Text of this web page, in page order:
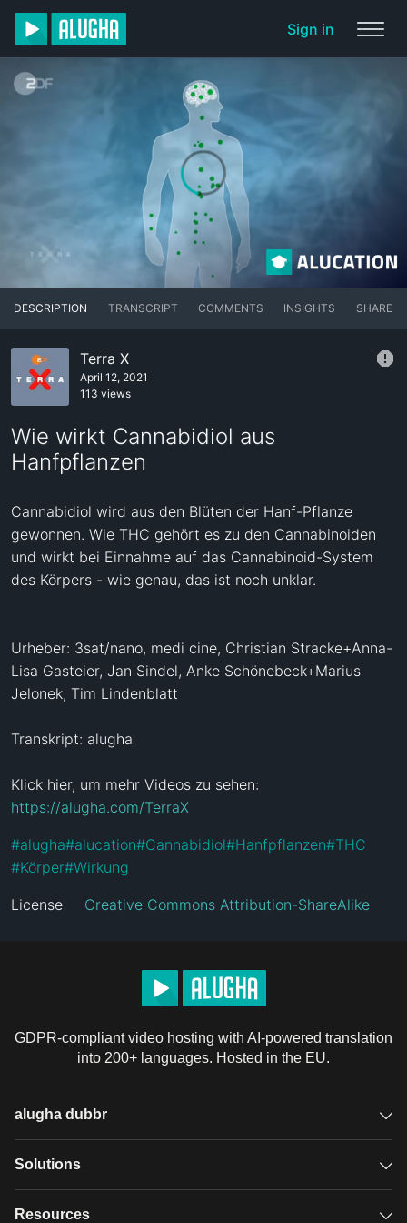
Sign in
DESCRIPTION TRANSCRIPT COMMENTS INSIGHTS SHARE
Terra X
April 12, 2021
113 views
Wie wirkt Cannabidiol aus
Hanfpflanzen
Cannabidiol wird aus den Blüten der Hanf-Pflanze
gewonnen. Wie THC gehört es zu den Cannabinoiden
und wirkt bei Einnahme auf das Cannabinoid-System
des Körpers - wie genau, das ist noch unklar.
Urheber: 3sat/nano, medi cine, Christian Stracke+Anna-
Lisa Gasteier, Jan Sindel, Anke Schönebeck+Marius
Jelonek, Tim Lindenblatt
Transkript: alugha
https://alugha.com/TerraX
#alugha#alucation#Cannabidiol#Hanfpflanzen#THC
#Körper#Wirkung
License Creative Commons Attribution-ShareAlike
GDPR-compliant video hosting with AI-powered translation
into 200+ languages. Hosted in the EU.
alugha dubbr
Overview
Solutions
GDPR video hosting
Resources